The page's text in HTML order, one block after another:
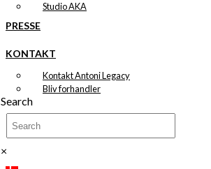
Studio AKA
PRESSE
KONTAKT
Kontakt Antoni Legacy
Bliv forhandler
Search
×